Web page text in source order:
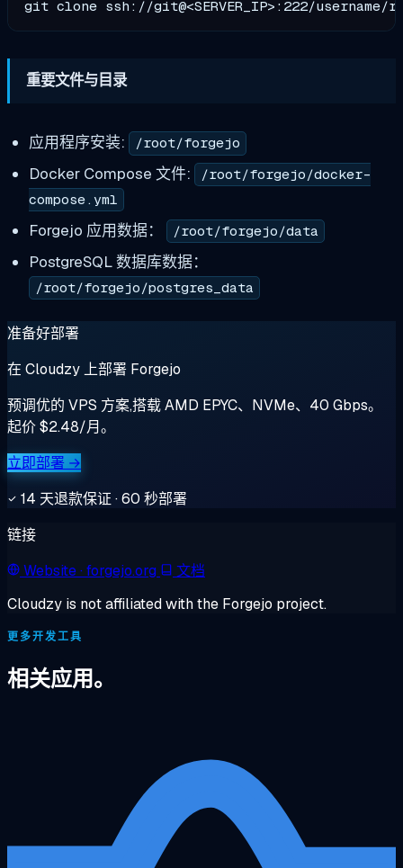
重要文件与目录
应用程序安装: /root/forgejo
Docker Compose 文件:
/root/forgejo/docker-
compose.yml
Forgejo 应用数据： /root/forgejo/data
PostgreSQL 数据库数据：
/root/forgejo/postgres_data
准备好部署
在 Cloudzy 上部署 Forgejo
预调优的 VPS 方案,搭载 AMD EPYC、NVMe、40 Gbps。
起价 $2.48/月。
立即部署 →
14 天退款保证 · 60 秒部署
链接
Website· forgejo.org
文档
Cloudzy is not affiliated with the Forgejo project.
更多开发工具
相关应用。